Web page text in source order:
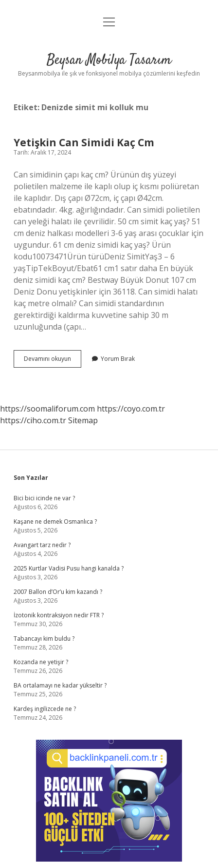
Anasayfa
Yasal Uyarı
menüyü
Beysan Mobilya Tasarım
Beysanmobilya ile şık ve fonksiyonel mobilya çözümlerini keşfedin
Etiket: Denizde simit mi kolluk mu
Yetişkin Can Simidi Kaç Cm
Tarih: Aralık 17, 2024
Can simidinin çapı kaç cm? Ürünün dış yüzeyi
polietilen malzeme ile kaplı olup iç kısmı poliüretan
ile kaplıdır. Dış çapı Ø72cm, iç çapı Ø42cm.
ebatındadır. 4kg. ağırlığındadır. Can simidi polietilen
can yeleği halatı ile çevrilidir. 50 cm simit kaç yaş? 51
cm deniz halkası modelleri 3-6 yaş arası çocuklar için
uygundur. 61 cm deniz simidi kaç yaş? Ürün
kodu10073471Ürün türüDeniz SimitYaş3 – 6
yaşTipTekBoyut/Ebat61 cm1 satır daha En büyük
deniz simidi kaç cm? Bestway Büyük Donut 107 cm
Deniz Donu yetişkinler için 36118. Can simidi halatı
kaç metre olmalı? Can simidi standardının
gerektirdiği kaldırma kuvvetine sahip 30 m
uzunluğunda (çapı…
Devamını okuyun
Can
Yorum Bırak
https://soomaliforum.com https://coyo.com.tr
https://ciho.com.trSitemap
Sidebar
Son Yazılar
Bici bici icinde ne var ?
Ağustos 6, 2026
Kaşane ne demek Osmanlıca ?
Ağustos 5, 2026
Avangart tarz nedir ?
Ağustos 4, 2026
2025 Kurtlar Vadisi Pusu hangi kanalda ?
Ağustos 3, 2026
2007 Ballon d’Or’u kim kazandı ?
Ağustos 3, 2026
İzotonik kontraksiyon nedir FTR ?
Temmuz 30, 2026
Tabancayı kim buldu ?
Temmuz 28, 2026
Kozanda ne yetişir ?
Temmuz 26, 2026
BA ortalamayı ne kadar yükseltir ?
Temmuz 25, 2026
Kardeş ingilizcede ne ?
Temmuz 24, 2026